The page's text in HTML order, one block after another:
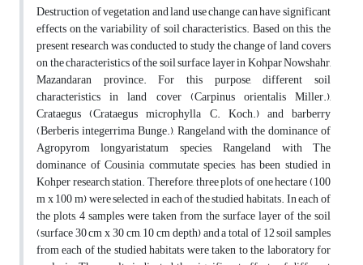
Destruction of vegetation and land use change can have significant
effects on the variability of soil characteristics. Based on this, the
present research was conducted to study the change of land covers
on the characteristics of the soil surface layer in Kohpar Nowshahr,
Mazandaran province. For this purpose, different soil
characteristics in land cover (Carpinus orientalis Miller.),
Crataegus (Crataegus microphylla C. Koch.) and barberry
(Berberis integerrima Bunge.), Rangeland with the dominance of
Agropyrom longyaristatum species, Rangeland with The
dominance of Cousinia commutate species, has been studied in
Kohper research station. Therefore, three plots of one hectare (100
m x 100 m) were selected in each of the studied habitats. In each of
the plots, 4 samples were taken from the surface layer of the soil
(surface 30 cm x 30 cm, 10 cm depth) and a total of 12 soil samples
from each of the studied habitats were taken to the laboratory for